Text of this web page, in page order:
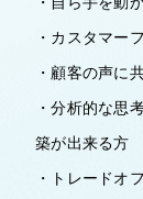
・カスタマー
・顧客の声に
・分析的な思
築が出来る方
・トレードオ